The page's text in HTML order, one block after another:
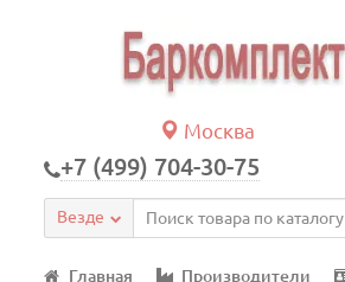
Москва
+7 (499) 704-30-75
Везде
Главная Производители